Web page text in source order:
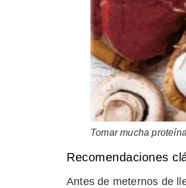
Tomar mucha
Recomendaciones
Antes de meternos de